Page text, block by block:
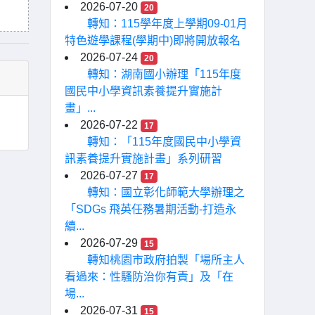
2026-07-20
20
轉知：115學年度上學期09-01月
特色遊學課程(學期中)即將開放報名
2026-07-24
20
轉知：湖南國小辦理「115年度
國民中小學資訊素養提升實施計
畫」...
2026-07-22
17
轉知：「115年度國民中小學資
訊素養提升實施計畫」系列研習
2026-07-27
17
轉知：國立彰化師範大學辦理之
「SDGs 飛英任務暑期活動-打造永
續...
2026-07-29
15
轉知桃園市政府拍製「場所主人
看過來：性騷防治你有責」及「在
場...
2026-07-31
15